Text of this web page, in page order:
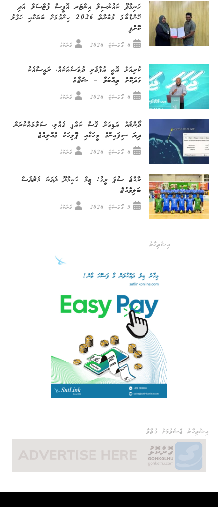
ހަނިމާދޫ ކައުންސިލް އިންޓަރ އޮފީސް ފުޓްސަލް އަދި
ހޭންޑްބޯޅަ މުބާރާތް 2026 ހިންގުމަށް ބަޔަކާއި ހަވާލު
ކޮށްފި
6 އޯގަސްޓް، 2026 ގޮށްކޮޅު
ކުރިއަށް އޮތީ އުފާވެރި ދުވަސްތަކެއް، ރައީސާއެކު
ގަދަކޮށް ތިއްބަވާ – ޝުޖާޢު
6 އޯގަސްޓް، 2026 ގޮށްކޮޅު
ދޯންޏެއް އަޑިއަށް ގޮސް ކައްޕި ގެއްލި، ސަލާމަތްކުރަން
ދިޔަ ސިފައިންގެ މީހަކާއި ޕޮލިހަކު ގެއްލިއްޖެ
6 އޯގަސްޓް، 2026 ގޮށްކޮޅު
ރާއްޖެ ސުޕަ ލީގު: ޓީމް ހަނިމާދޫ ދެވަނަ މެޗުވެސް
ބަލިވެއްޖެ
5 އޯގަސްޓް، 2026 ގޮށްކޮޅު
އިޝްތިހާރު
އިޝްތިހާރު ޖެއްސެވުމަށް ގުޅުއްވާ